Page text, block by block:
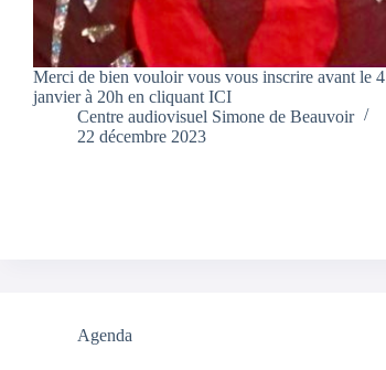
Merci de bien vouloir vous vous inscrire avant le 4
janvier à 20h en cliquant ICI
Centre audiovisuel Simone de Beauvoir
22 décembre 2023
Agenda